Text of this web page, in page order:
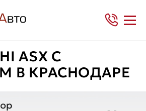
ASX С
В КРАСНОДАРЕ